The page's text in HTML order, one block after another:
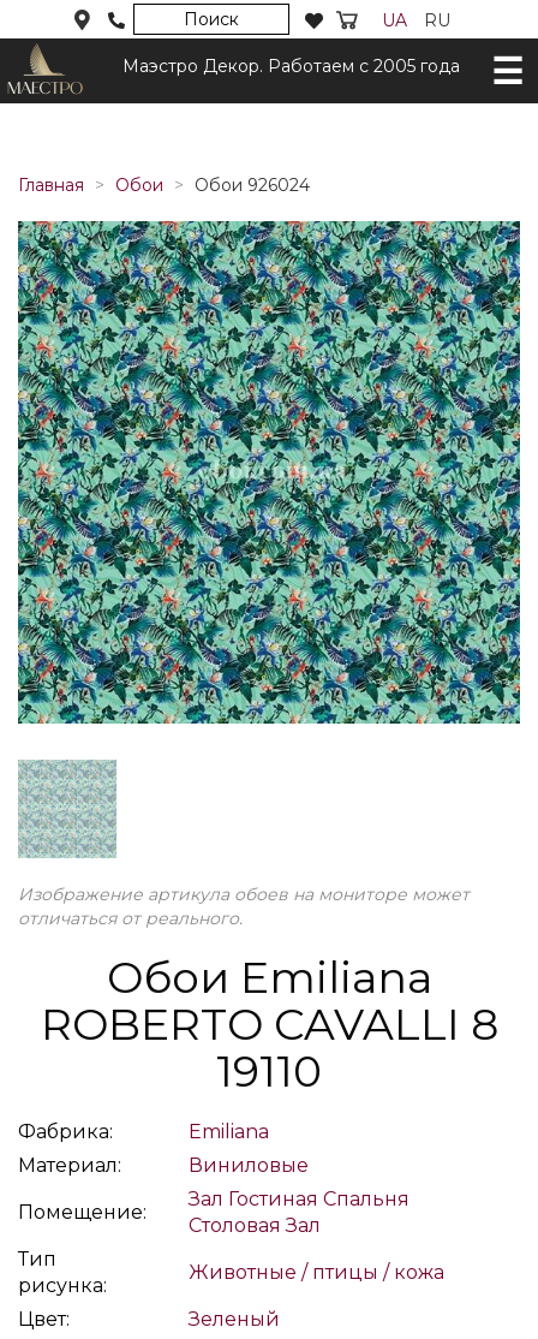
Поиск UA RU
Маэстро Декор. Работаем с 2005 года
Главная Обои Обои 926024
Изображение артикула обоев на мониторе может
отличаться от реального.
Обои Emiliana
ROBERTO CAVALLI 8
19110
Фабрика:
Emiliana
Материал:
Виниловые
Помещение:
Зал Гостиная Спальня
Столовая Зал
Тип
рисунка:
Животные / птицы / кожа
Цвет:
Зеленый